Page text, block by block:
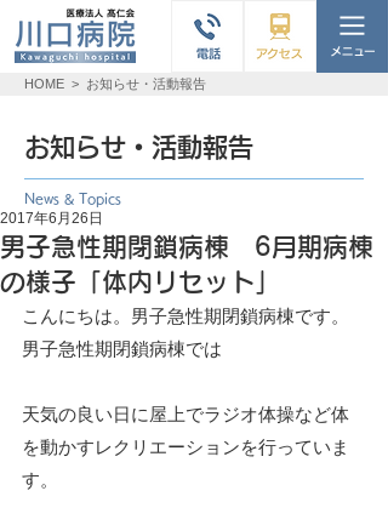
HOME > お知らせ・活動報告
お知らせ・活動報告
News & Topics
男子急性期閉鎖病棟 6月期病棟
の様子「体内リセット」
2017年6月26日
こんにちは。男子急性期閉鎖病棟です。
男子急性期閉鎖病棟では
天気の良い日に屋上でラジオ体操など体
を動かすレクリエーションを行っていま
す。